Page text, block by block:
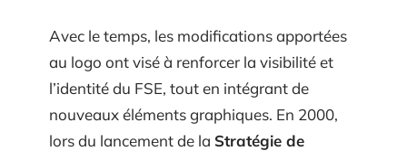
Avec le temps, les modifications apportées
au logo ont visé à renforcer la visibilité et
l’identité du FSE, tout en intégrant de
nouveaux éléments graphiques. En 2000,
lors du lancement de la Stratégie de